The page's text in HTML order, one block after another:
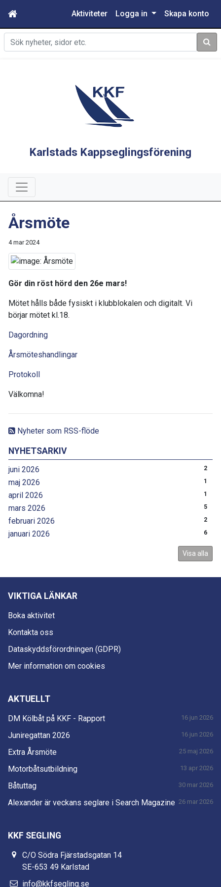
Aktiviteter Logga in Skapa konto
Sök
Karlstads Kappseglingsförening
Nyheter som RSS-flöde
NYHETSARKIV
juni 2026 2
maj 2026 1
april 2026 1
mars 2026 5
februari 2026 2
januari 2026 6
Visa alla
Årsmöte
4 mar 2024
Gör din röst hörd den 26e mars!
Mötet hålls både fysiskt i klubblokalen och digitalt. Vi
börjar mötet kl.18.
Dagordning
Årsmöteshandlingar
Protokoll
Välkomna!
VIKTIGA LÄNKAR
Boka aktivitet
Kontakta oss
Dataskyddsförordningen (GDPR)
Mer information om cookies
AKTUELLT
DM Kölbåt på KKF - Rapport 16 jun 2026
Juniregattan 2026 16 jun 2026
Extra Årsmöte 25 maj 2026
Motorbåtsutbildning 13 apr 2026
Båtuttag 30 mar 2026
Alexander är veckans seglare i Search Magazine 26 mar 2026
KKF SEGLING
C/O Södra Fjärstadsgatan 14
SE-653 49 Karlstad
info@kkfsegling.se